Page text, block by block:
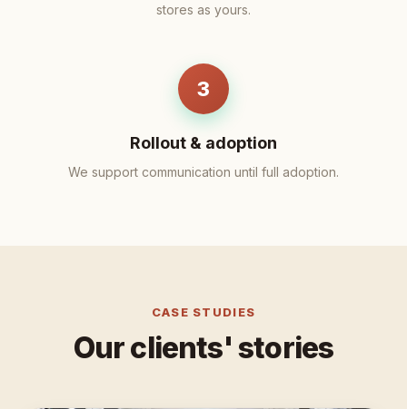
stores as yours.
3
Rollout & adoption
We support communication until full adoption.
CASE STUDIES
Our clients' stories